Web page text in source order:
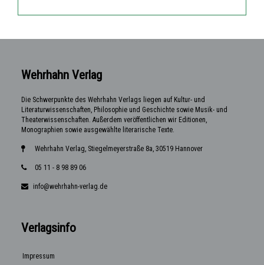
Wehrhahn Verlag
Die Schwerpunkte des Wehrhahn Verlags liegen auf Kultur- und
Literaturwissenschaften, Philosophie und Geschichte sowie Musik- und
Theaterwissenschaften. Außerdem veröffentlichen wir Editionen,
Monographien sowie ausgewählte literarische Texte.
Wehrhahn Verlag, Stiegelmeyerstraße 8a, 30519 Hannover
05 11 - 8 98 89 06
info@wehrhahn-verlag.de
Verlagsinfo
Impressum